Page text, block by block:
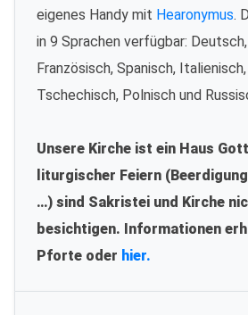
eigenes Handy mit Hearonymus.
in 9 Sprachen verfügbar:
Französisch, Spanisch,
Tschechisch, Polnisch und
Unsere Kirche ist ein Haus
liturgischer Feiern
…) sind Sakristei und Kirche
besichtigen. Informationen
Pforte oder hier.